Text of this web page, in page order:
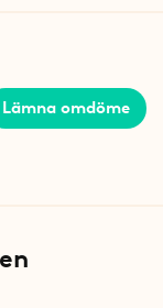
41 cm,
Lämna omdöme